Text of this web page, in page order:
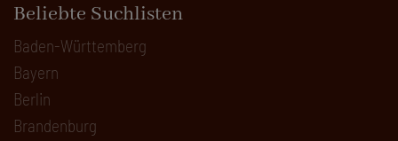
Beliebte Suchlisten
Baden-Württemberg
Bayern
Berlin
Brandenburg